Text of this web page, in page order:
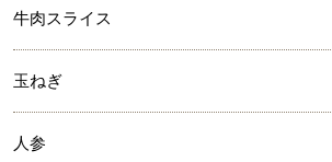
牛肉スライス
玉ねぎ
人参